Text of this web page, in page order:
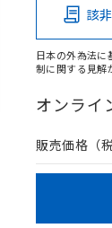
該
日本の外為法に
制に関する見解
オンライ
販売価格（税